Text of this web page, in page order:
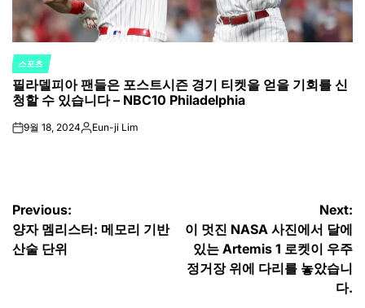
POSTED
IN
스포츠
필라델피아 팬들은 포스트시즌 경기 티켓을 얻을 기회를 신
청할 수 있습니다 – NBC10 Philadelphia
on9월 18, 2024Posted
Eun-ji Lim
글
탐
Previous:
양자 멤리스터: 메모리 기반
산술 단위
Next:
이 멋진 NASA 사진에서 달에
있는 Artemis 1 로켓이 우주
정거장 위에 다리를 놓았습니
다.